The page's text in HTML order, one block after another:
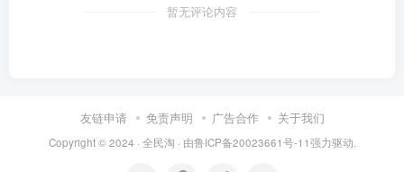
暂无评论内容
友链申请 免责声明 广告合作 关于我们
Copyright © 2024 · 全民淘 · 由鲁ICP备20023661号-11强力驱动.